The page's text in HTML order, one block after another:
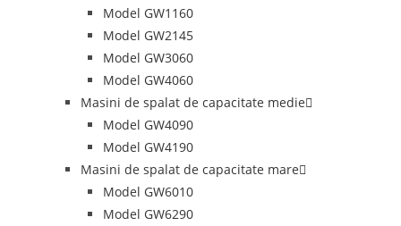
Model GW1160
Model GW2145
Model GW3060
Model GW4060
Masini de spalat de capacitate medie
Model GW4090
Model GW4190
Masini de spalat de capacitate mare
Model GW6010
Model GW6290